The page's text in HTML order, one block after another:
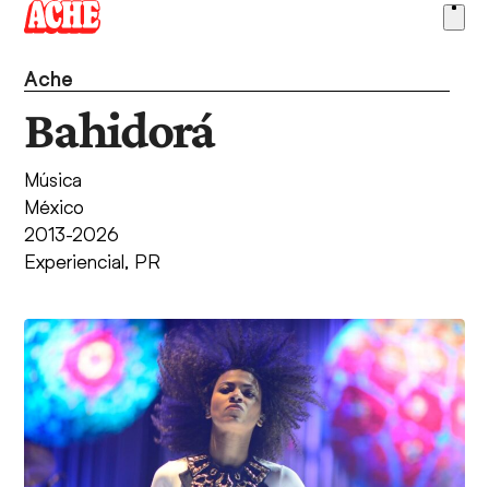
Skip
content
Ache
Bahidorá
Música
México
2013-2026
Experiencial, PR